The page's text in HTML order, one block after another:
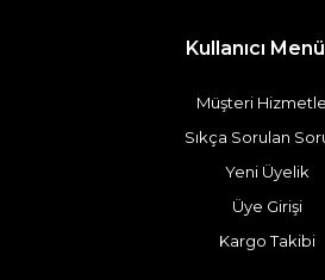
Kullanıcı
Müşteri
Sıkça Sorulan
Yeni Üyelik
Üye Girişi
Kargo Takibi